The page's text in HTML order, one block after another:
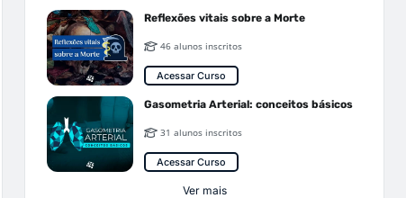
Reflexões vitais sobre a Morte
46 alunos inscritos
Acessar Curso
Gasometria Arterial: conceitos básicos
31 alunos inscritos
Acessar Curso
Ver mais